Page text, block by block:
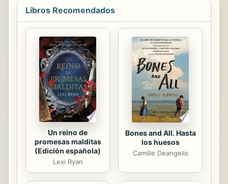
GANADOR DE UN EMMY, LOUIS
LETERRIER Y PROTAGONIZADA POR
OMAR SY (INTOCABLE).
Libros Recomendados
Un reino de
promesas malditas
(Edición española)
Lexi Ryan
Bones and All. Hasta
los huesos
Camille Deangelis